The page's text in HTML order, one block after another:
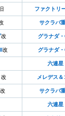
旧 ファクトリ
サクラバ
改 グラナダ
改 グラナダ
六連星
改 メレデス＆
改 サクラバ
六連星